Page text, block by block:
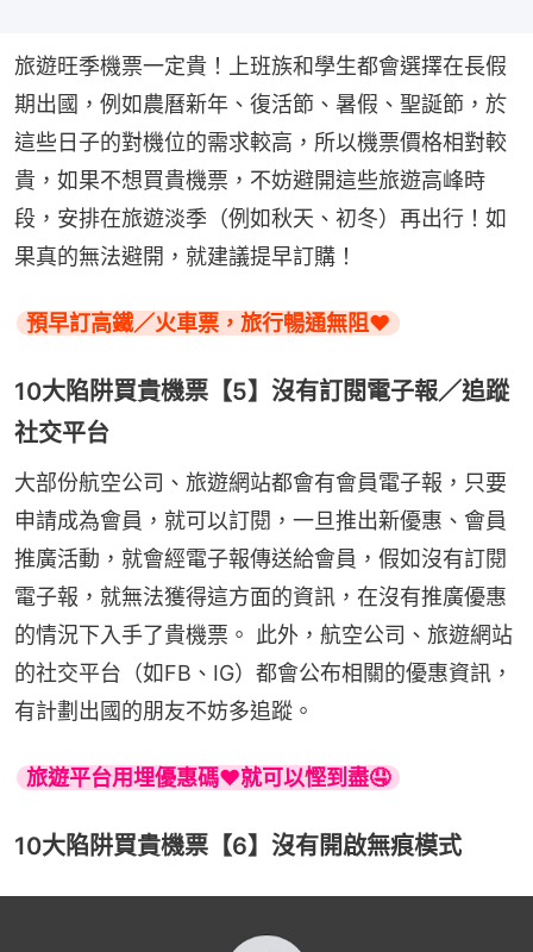
旅遊旺季機票一定貴！上班族和學生都會選擇在長假
期出國，例如農曆新年、復活節、暑假、聖誕節，於
這些日子的對機位的需求較高，所以機票價格相對較
貴，如果不想買貴機票，不妨避開這些旅遊高峰時
段，安排在旅遊淡季（例如秋天、初冬）再出行！如
果真的無法避開，就建議提早訂購！
預早訂高鐵／火車票，旅行暢通無阻❤️
10大陷阱買貴機票【5】沒有訂閱電子報／追蹤
社交平台
大部份航空公司、旅遊網站都會有會員電子報，只要
申請成為會員，就可以訂閱，一旦推出新優惠、會員
推廣活動，就會經電子報傳送給會員，假如沒有訂閱
電子報，就無法獲得這方面的資訊，在沒有推廣優惠
的情況下入手了貴機票。 此外，航空公司、旅遊網站
的社交平台（如FB、IG）都會公布相關的優惠資訊，
有計劃出國的朋友不妨多追蹤。
旅遊平台用埋優惠碼❤️就可以慳到盡🤤
10大陷阱買貴機票【6】沒有開啟無痕模式